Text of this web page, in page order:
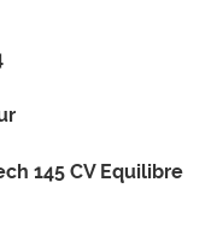
145 CV Equilibre